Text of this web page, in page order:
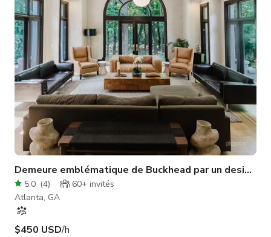
confortable, dispose d'une cheminée, de multiples options
d'assise, et d'une porte coulis
Demeure emblématique de Buckhead par un
5.0 (4) 60+ invités
Atlanta, GA
$450 USD/h